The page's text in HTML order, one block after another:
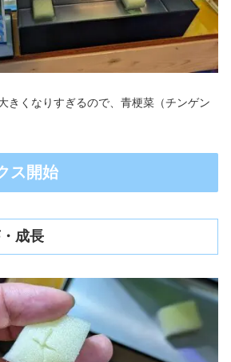
きくなりすぎるので、青梗菜（チンゲン
ス開始
成長